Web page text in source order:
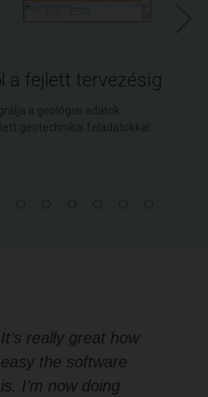
a fejlett tervezésig
a geológiai adatok
geotechnikai feladatokkal.
It’s really great how
easy the software
is. I’m now doing